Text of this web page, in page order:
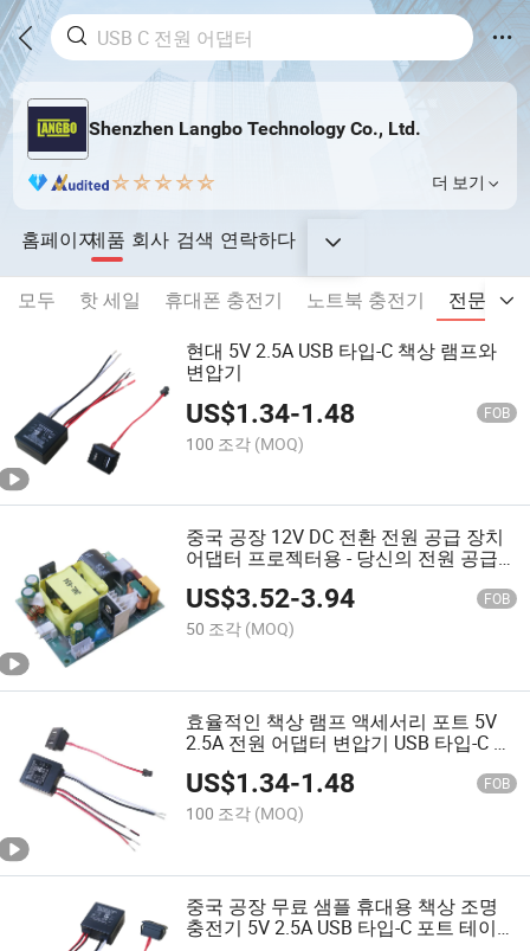
Shenzhen Langbo Technology Co., Ltd.
더 보기
홈페이지제품 회사 검색 연락하다
모두 핫 세일 휴대폰 충전기 노트북 충전기
전문가
현대 5V 2.5A USB 타입-C 책상 램프와
변압기
US$1.34-1.48 FOB
100 조각 (MOQ)
중국 공장 12V DC 전환 전원 공급 장치
어댑터 프로젝터용 - 당신의 전원 공급
의 핵심 ODM OEM
US$3.52-3.94 FOB
50 조각 (MOQ)
효율적인 책상 램프 액세서리 포트 5V
2.5A 전원 어댑터 변압기 USB 타입-C 포
트 테이블 램프 부착물 2.54mm 피치 터
미널 스트립 전원 공급 장치
US$1.34-1.48 FOB
100 조각 (MOQ)
중국 공장 무료 샘플 휴대용 책상 조명
충전기 5V 2.5A USB 타입-C 포트 테이블